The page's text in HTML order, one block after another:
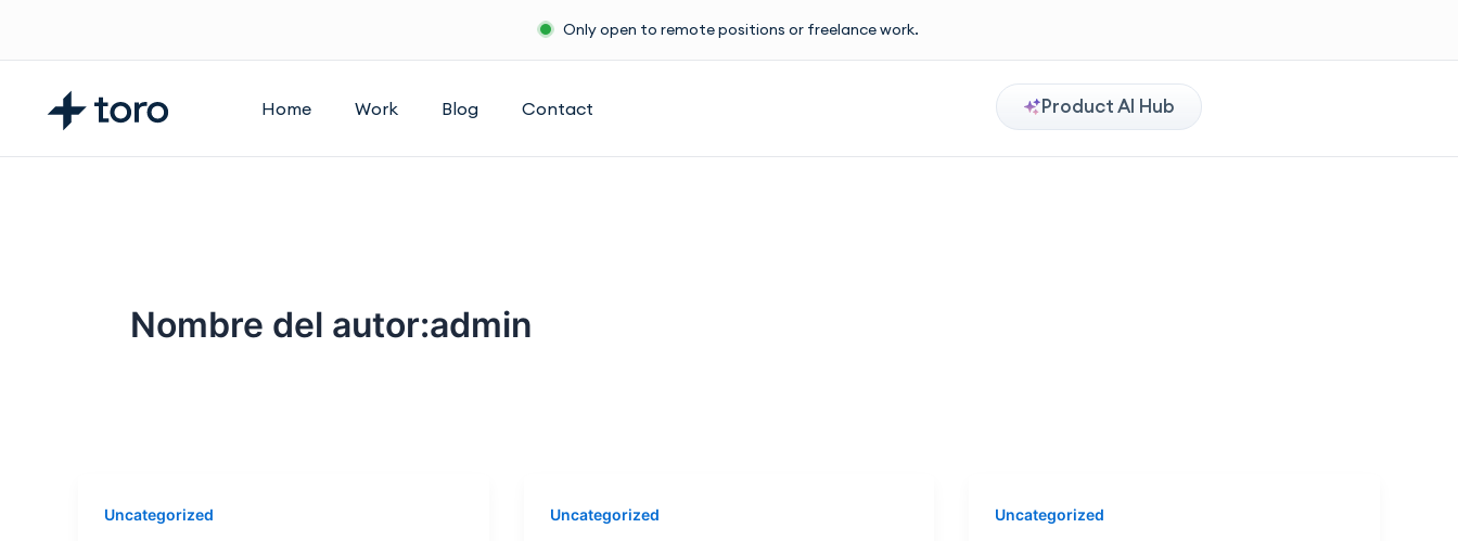
Only open to remote positions or freelance work.
Home Work Blog Contact Product AI Hub
Nombre del autor:admin
Uncategorized Uncategorized Uncategorized